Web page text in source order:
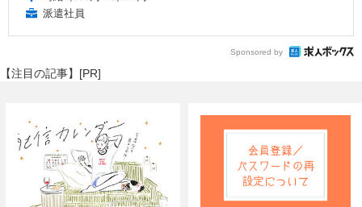
派遣社員
Sponsored by
【注目の記事】[PR]